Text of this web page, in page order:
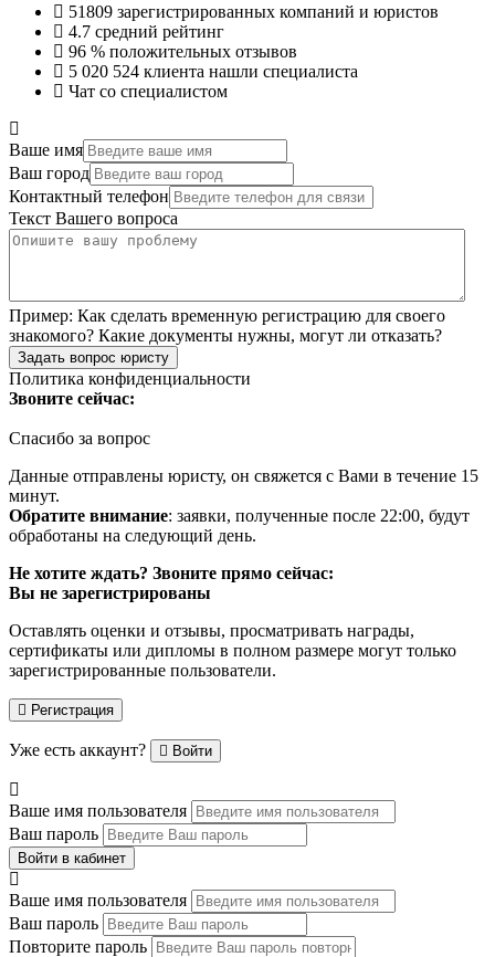
51809 зарегистрированных компаний и юристов
4.7 средний рейтинг
96 % положительных отзывов
5 020 524 клиента нашли специалиста
Чат со специалистом
Ваше имя
Ваш город
Контактный телефон
Текст Вашего вопроса
Пример: Как сделать временную регистрацию для своего
знакомого? Какие документы нужны, могут ли отказать?
Задать вопрос юристу
Политика конфиденциальности
Звоните сейчас:
Спасибо за вопрос
Данные отправлены юристу, он свяжется с Вами в течение 15
минут.
Обратите внимание: заявки, полученные после 22:00, будут
обработаны на следующий день.
Не хотите ждать? Звоните прямо сейчас:
Вы не зарегистрированы
Оставлять оценки и отзывы, просматривать награды,
сертификаты или дипломы в полном размере могут только
зарегистрированные пользователи.
Регистрация
Уже есть аккаунт? Войти
Ваше имя пользователя
Ваш пароль
Войти в кабинет
Ваше имя пользователя
Ваш пароль
Повторите пароль